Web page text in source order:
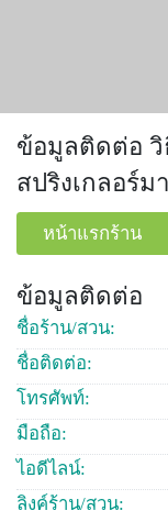
ข้อมูลติดต่อ วิ
สปริงเกลอร์ม
หน้าแรกร้าน
ข้อมูลติดต่อ
ชื่อร้าน/สวน:
ชื่อติดต่อ:
โทรศัพท์:
มือถือ:
ไอดีไลน์:
ลิงค์ร้าน/สวน: